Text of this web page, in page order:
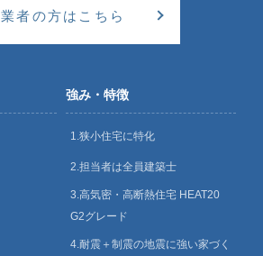
業者の方はこちら
強み・特徴
1.狭小住宅に特化
2.担当者は全員建築士
3.高気密・高断熱住宅 HEAT20
G2グレード
4.耐震＋制震の地震に強い家づく